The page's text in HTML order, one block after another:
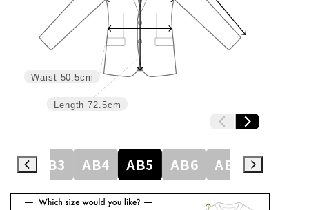
Length 72.5cm
Waist 50.5cm
A8 AB3 AB4 AB5 AB6 AB7 AB8